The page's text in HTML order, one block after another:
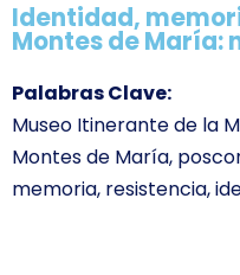
Identidad,
Montes de María:
Palabras Clave:
Museo Itinerante de la
Montes de María,
memoria, resistencia,